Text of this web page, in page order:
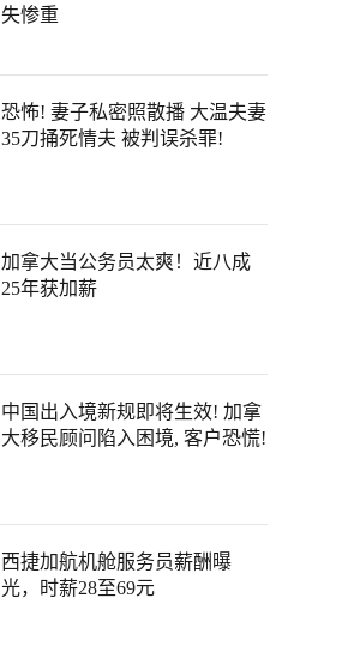
失惨重
恐怖! 妻子私密照散播 大温夫妻
35刀捅死情夫 被判误杀罪!
加拿大当公务员太爽！近八成
25年获加薪
中国出入境新规即将生效! 加拿
大移民顾问陷入困境, 客户恐慌!
西捷加航机舱服务员薪酬曝
光，时薪28至69元